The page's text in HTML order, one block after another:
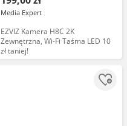
Media Expert
EZVIZ Kamera H8C 2K
Zewnętrzna, Wi-Fi Taśma LED 10
zł taniej!